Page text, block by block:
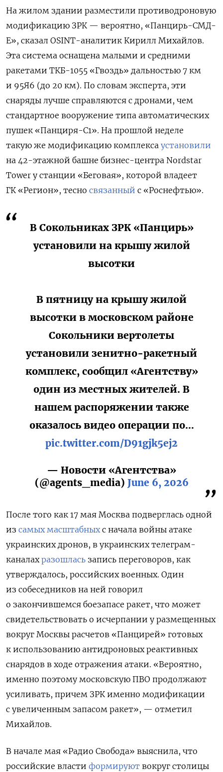
На жилом здании разместили противодроновую
модификацию ЗРК — вероятно, «Панцирь-СМД-
Е», сказал OSINT-аналитик Кирилл Михайлов.
Эта система оснащена малыми и средними
ракетами ТКБ-1055 «Гвоздь» дальностью 7 км
и 95Я6 (до 20 км). По словам эксперта, эти
снаряды лучше справляются с дронами, чем
стандартное вооружение типа автоматических
пушек «Панциря-С1». На прошлой неделе
такую же модификацию комплекса установили
на 42-этажной башне бизнес-центра Nordstar
Tower у станции «Беговая», которой владеет
ГК «Регион», тесно связанный с «Роснефтью».
В Сокольниках ЗРК «Панцирь»
установили на крышу жилой
высотки
В пятницу на крышу жилой
высотки в московском районе
Сокольники вертолеты
установили зенитно-ракетный
комплекс, сообщил «Агентству»
один из местных жителей. В
нашем распоряжении также
оказалось видео операции по…
pic.twitter.com/D91gjk5ej2
— Новости «Агентства»
(@agents_media) June 6, 2026
После того как 17 мая Москва подверглась одной
из самых масштабныхс начала войны атаке
украинских дронов, в украинских телеграм-
каналахразошлась запись переговоров, как
утверждалось, российских военных. Один
из собеседников на ней говорил
о закончившемся боезапасе ракет, что может
свидетельствовать о исчерпании у размещенных
вокруг Москвы расчетов «Панцирей» готовых
к использованию антидроновых реактивных
снарядов в ходе отражения атаки. «Вероятно,
именно поэтому московскую ПВО продолжают
усиливать, причем ЗРК именно модификации
с увеличенным запасом ракет», — отметил
Михайлов.
В начале мая «Радио Свобода» выяснила, что
российские власти формируют вокруг столицы